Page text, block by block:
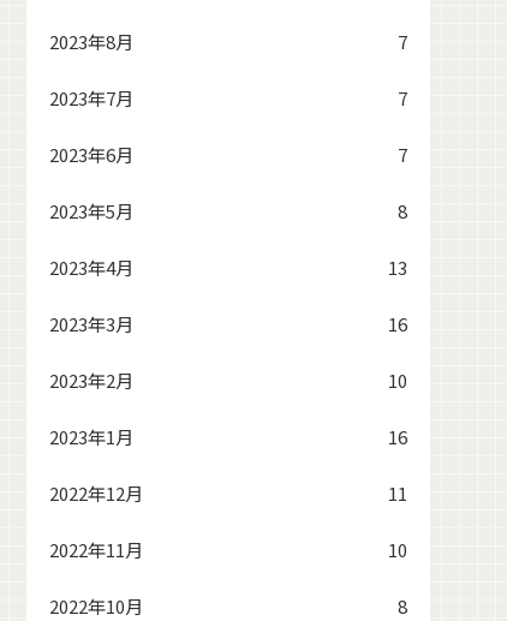
2023年8月 7
2023年7月 7
2023年6月 7
2023年5月 8
2023年4月 13
2023年3月 16
2023年2月 10
2023年1月 16
2022年12月 11
2022年11月 10
2022年10月 8